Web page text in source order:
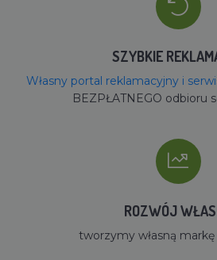
SZYBKIE
Własny portal reklamacyjny i
BEZPŁATNEGO odbioru
ROZWÓJ
tworzymy własną